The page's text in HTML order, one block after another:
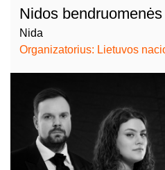
Nidos
Nida
Organizatorius: Lietuvos